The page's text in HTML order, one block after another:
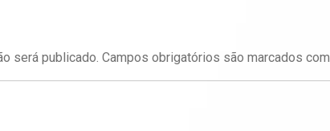
será publicado. Campos obrigatórios são marcados com